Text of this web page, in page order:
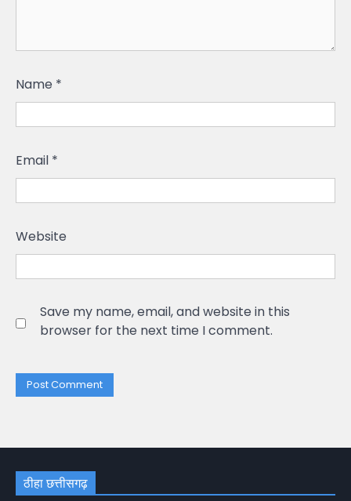
Name *
Email *
Website
Save my name, email, and website in this
browser for the next time I comment.
ठीहा छत्तीसगढ़